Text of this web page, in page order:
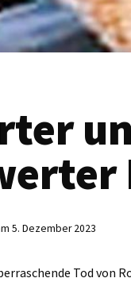
5. Dezember 2023
Tod von